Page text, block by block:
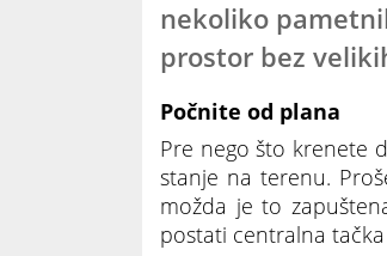
nekoliko
prostor bez
Počnite od plana
Pre nego što krenete
stanje na terenu.
možda je to
postati centralna